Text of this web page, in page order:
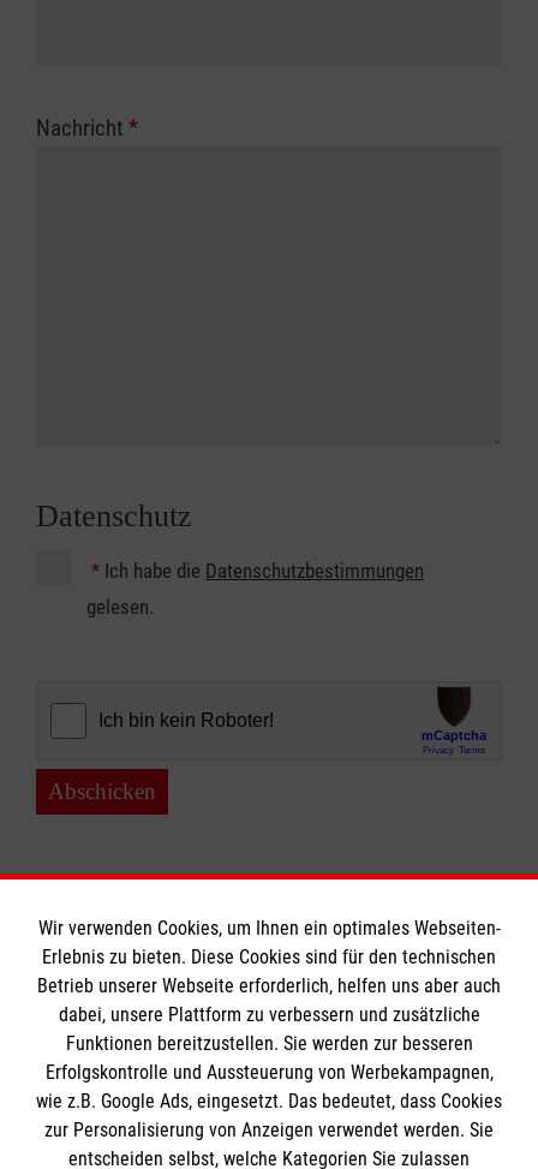
Nachricht *
Datenschutz
* Ich habe die Datenschutzbestimmungen
gelesen.
Abschicken
Informationen
Impressum
Datenschutz
Kontakt
Die Malteser
Wir verwenden Cookies, um Ihnen ein optimales Webseiten-
Erlebnis zu bieten. Diese Cookies sind für den technischen
Betrieb unserer Webseite erforderlich, helfen uns aber auch
dabei, unsere Plattform zu verbessern und zusätzliche
Funktionen bereitzustellen. Sie werden zur besseren
Erfolgskontrolle und Aussteuerung von Werbekampagnen,
wie z.B. Google Ads, eingesetzt. Das bedeutet, dass Cookies
zur Personalisierung von Anzeigen verwendet werden. Sie
entscheiden selbst, welche Kategorien Sie zulassen